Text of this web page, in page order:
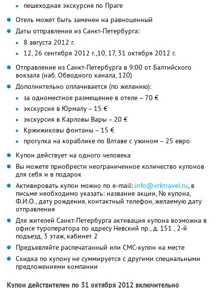
пешеходная экскурсия по Праге
Отель может быть заменен на равноценный
Даты отправления из Санкт-Петербурга:
8 августа 2012 г.
12, 26 сентября 2012 г.,10, 17, 31 октября 2012 г.
Отправление из Санкт-Петербурга в 9:00 от Балтийского
вокзала (наб. Обводного канала, 120)
Дополнительно оплачивается (по желанию):
за одноместное размещение в отеле – 70 €
экскурсия в Юрмалу – 15 €
экскурсия в Карловы Вары – 20 €
Кржижиковы фонтаны – 15 €
прогулка на кораблике по Влтаве с ужином – 25 евро
Купон действует на одного человека
Вы можете приобрести неограниченное количество купонов
для себя и в подарок
Активировать купон можно по e-mail: info@vrktravel.ru, в
письме необходимо указать: название акции, № купона,
Ф.И.О., дату рождения, контактный телефон, желаемую дату
отправления
Для жителей Санкт-Петербурга активация купона возможна в
офисе туроператора по адресу Невский пр., д. 151 , 2-й
подъезд, 3 этаж, кабинет 2
Предъявляйте распечатанный или СМС-купон на месте
Скидка по купону не суммируется с другими специальными
предложениями компании
Купон действителен по 31 октября 2012 включительно